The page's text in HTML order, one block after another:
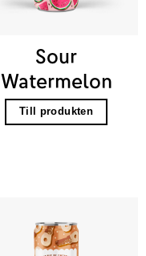
Sour
Watermelon
Till produkten